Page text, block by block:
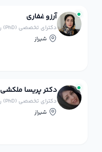
آرزو غفاری
دکترای تخصصی (PhD) روانشناسی بالینی
شیراز
دکتر پریسا ملکشی
دکترای تخصصی (PhD) روانشناسی بالینی
شیراز